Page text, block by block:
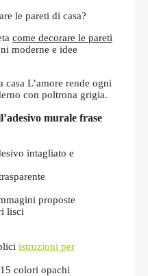
le pareti di casa?
come decorare le pareti
moderne e idee
murale frase
intagliato e
proposte
lisci
istruzioni per
colori opachi